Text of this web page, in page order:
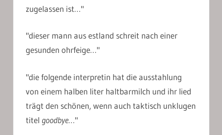
zugelassen ist…"
"dieser mann aus estland schreit nach einer
gesunden ohrfeige…"
"die folgende interpretin hat die ausstahlung
von einem halben liter haltbarmilch und ihr lied
trägt den schönen, wenn auch taktisch unklugen
titel goodbye…"